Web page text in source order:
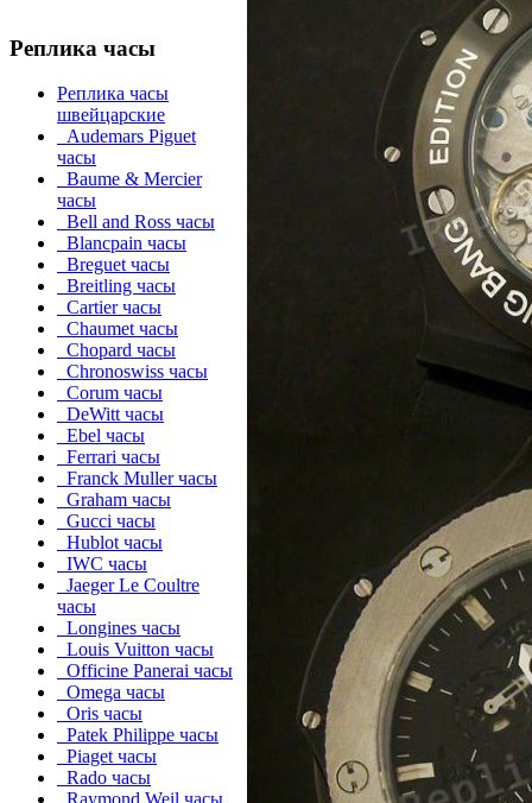
Реплика часы
Реплика часы
швейцарские
Audemars Piguet
часы
Baume & Mercier
часы
Bell and Ross часы
Blancpain часы
Breguet часы
Breitling часы
Cartier часы
Chaumet часы
Chopard часы
Chronoswiss часы
Corum часы
DeWitt часы
Ebel часы
Ferrari часы
Franck Muller часы
Graham часы
Gucci часы
Hublot часы
IWC часы
Jaeger Le Coultre
часы
Longines часы
Louis Vuitton часы
Officine Panerai часы
Omega часы
Oris часы
Patek Philippe часы
Piaget часы
Rado часы